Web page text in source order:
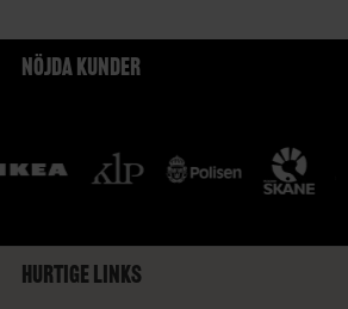
NÖJDA KUNDER
HURTIGE LINKS